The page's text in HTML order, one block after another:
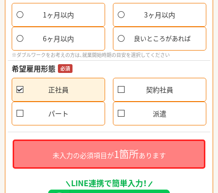
1ヶ月以内 3ヶ月以内
6ヶ月以内 良いところがあれば
※ダブルワークをお考えの方は、就業開始時期の目安を選択してください
希望雇用形態 必須
正社員 契約社員
パート 派遣
未入力の必須項目が1箇所あります
LINE連携で簡単入力！